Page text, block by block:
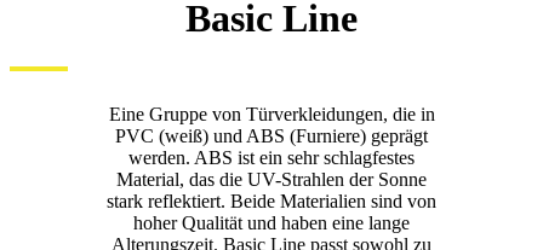
Basic Line
Eine Gruppe von Türverkleidungen, die in
PVC (weiß) und ABS (Furniere) geprägt
werden. ABS ist ein sehr schlagfestes
Material, das die UV-Strahlen der Sonne
stark reflektiert. Beide Materialien sind von
hoher Qualität und haben eine lange
Alterungszeit. Basic Line passt sowohl zu